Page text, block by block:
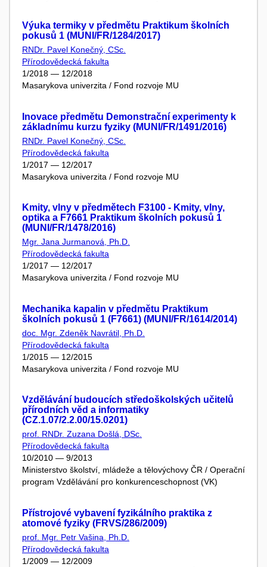
Výuka termiky v předmětu Praktikum školních
pokusů 1 (MUNI/FR/1284/2017)
RNDr. Pavel Konečný, CSc.
Přírodovědecká fakulta
1/2018 — 12/2018
Masarykova univerzita / Fond rozvoje MU
Inovace předmětu Demonstrační experimenty k
základnímu kurzu fyziky (MUNI/FR/1491/2016)
RNDr. Pavel Konečný, CSc.
Přírodovědecká fakulta
1/2017 — 12/2017
Masarykova univerzita / Fond rozvoje MU
Kmity, vlny v předmětech F3100 - Kmity, vlny,
optika a F7661 Praktikum školních pokusů 1
(MUNI/FR/1478/2016)
Mgr. Jana Jurmanová, Ph.D.
Přírodovědecká fakulta
1/2017 — 12/2017
Masarykova univerzita / Fond rozvoje MU
Mechanika kapalin v předmětu Praktikum
školních pokusů 1 (F7661) (MUNI/FR/1614/2014)
doc. Mgr. Zdeněk Navrátil, Ph.D.
Přírodovědecká fakulta
1/2015 — 12/2015
Masarykova univerzita / Fond rozvoje MU
Vzdělávání budoucích středoškolských učitelů
přírodních věd a informatiky
(CZ.1.07/2.2.00/15.0201)
prof. RNDr. Zuzana Došlá, DSc.
Přírodovědecká fakulta
10/2010 — 9/2013
Ministerstvo školství, mládeže a tělovýchovy ČR / Operační
program Vzdělávání pro konkurenceschopnost (VK)
Přístrojové vybavení fyzikálního praktika z
atomové fyziky (FRVS/286/2009)
prof. Mgr. Petr Vašina, Ph.D.
Přírodovědecká fakulta
1/2009 — 12/2009